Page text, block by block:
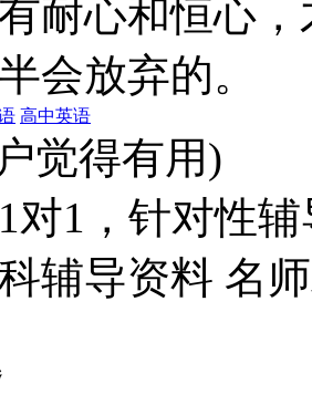
耐心和恒心
会放弃的。
高中英语
觉得有用)
对1，针对性
辅导资料 名